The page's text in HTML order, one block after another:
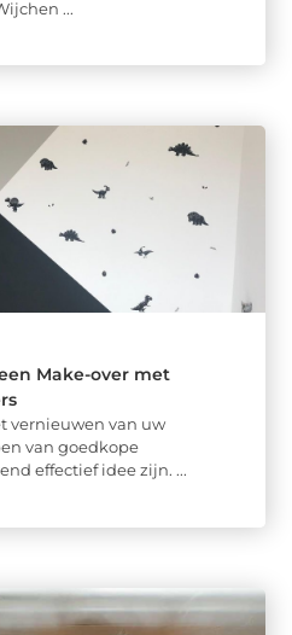
...
Make-over met
vernieuwen van uw
van goedkope
effectief idee zijn. ...